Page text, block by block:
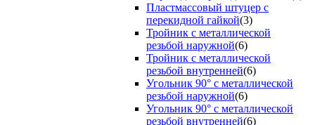
Пластмассовый штуцер с
перекидной гайкой(3)
Тройник с металлической
резьбой наружной(6)
Тройник с металлической
резьбой внутренней(6)
Угольник 90° с металлической
резьбой наружной(6)
Угольник 90° с металлической
резьбой внутренней(6)